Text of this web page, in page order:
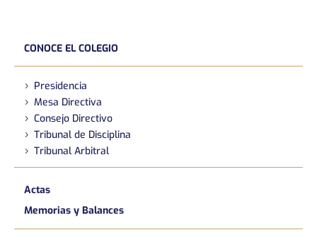
CONOCE EL COLEGIO
Presidencia
Mesa Directiva
Consejo Directivo
Tribunal de Disciplina
Tribunal Arbitral
Actas
Memorias y Balances